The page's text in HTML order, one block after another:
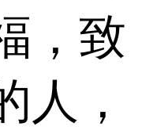
，致
人，